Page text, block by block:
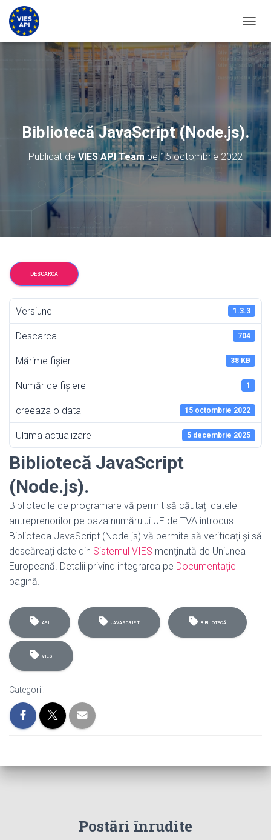
Bibliotecă JavaScript (Node.js).
Publicat deVIES API Teampe15 octombrie 2022
DESCARCA
Versiune 1.3.3
Descarca 704
Mărime fișier 38 KB
Număr de fișiere 1
creeaza o data 15 octombrie 2022
Ultima actualizare 5 decembrie 2025
Bibliotecă JavaScript
(Node.js).
Bibliotecile de programare vă permit să căutați datele
antreprenorilor pe baza numărului UE de TVA introdus.
Biblioteca JavaScript (Node.js) vă permite să verificați și să
descărcați date din Sistemul VIES menţinută de Uniunea
Europeană. Detalii privind integrarea pe Documentație
pagină.
API JAVASCRIPT BIBLIOTECĂ
VIES
Categorii:
Postări înrudite